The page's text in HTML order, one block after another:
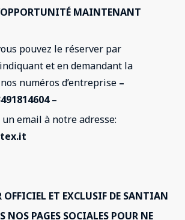
MAINTENANT
pouvez le réserver par
et en demandant la
numéros d’entreprise –
–
email à notre adresse:
ET EXCLUSIF DE SANTIAN
NOS PAGES SOCIALES POUR NE